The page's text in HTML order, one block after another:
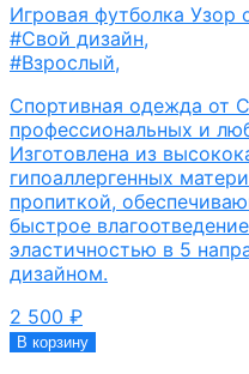
Игровая футболка Узор
#Свой дизайн,
#Взрослый,
Спортивная одежда от
профессиональных и
Изготовлена из
гипоаллергенных
пропиткой,
быстрое
эластичностью в 5
дизайном.
2 500 ₽
В корзину